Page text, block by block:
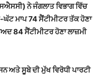
ਨੇ ਜੰਗਲਾਤ ਵਿਭਾਗ ਵਿੱਚ
ਘੱਟ ਮਾਪ 74 ਸੈਂਟੀਮੀਟਰ ਤੱਕ ਹੋਣਾ
84 ਸੈਂਟੀਮੀਟਰ ਹੋਣਾ ਲਾਜ਼ਮੀ
ਅਤੇ ਸੂਬੇ ਦੀ ਮੁੱਖ ਵਿਰੋਧੀ ਪਾਰਟੀ